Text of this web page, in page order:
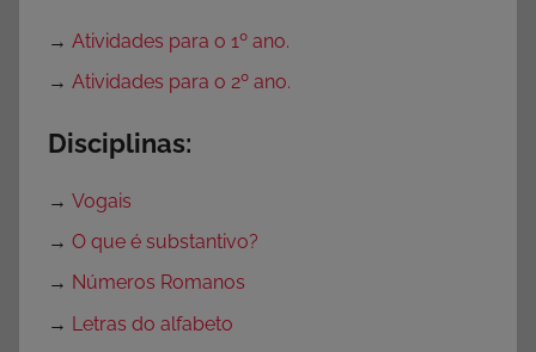
→ Atividades para o 1º ano.
→ Atividades para o 2º ano.
Disciplinas:
→ Vogais
→ O que é substantivo?
→ Números Romanos
→ Letras do alfabeto